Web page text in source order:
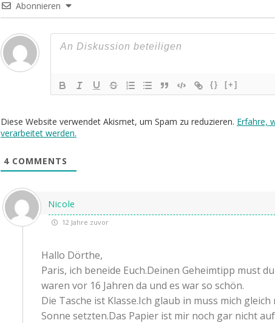
Abonnieren
{} [+]
Diese Website verwendet Akismet, um Spam zu reduzieren. Erfahre,
verarbeitet werden.
4COMMENTS
Nicole
12 Jahre zuvor
Hallo Dörthe,
Paris, ich beneide Euch.Deinen Geheimtipp must
waren vor 16 Jahren da und es war so schön.
Die Tasche ist Klasse.Ich glaub in muss mich
Sonne setzten.Das Papier ist mir noch gar nicht